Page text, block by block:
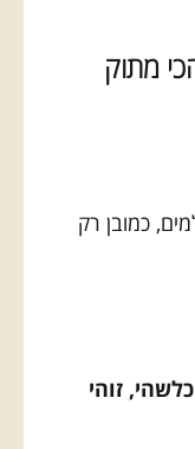
מתוק
כמובן רק
זוהי